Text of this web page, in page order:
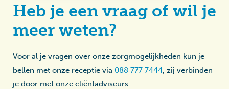
Heb je een vraag of wil je
meer weten?
Voor al je vragen over onze zorgmogelijkheden kun je
bellen met onze receptie via 088 777 7444, zij verbinden
je door met onze cliëntadviseurs.